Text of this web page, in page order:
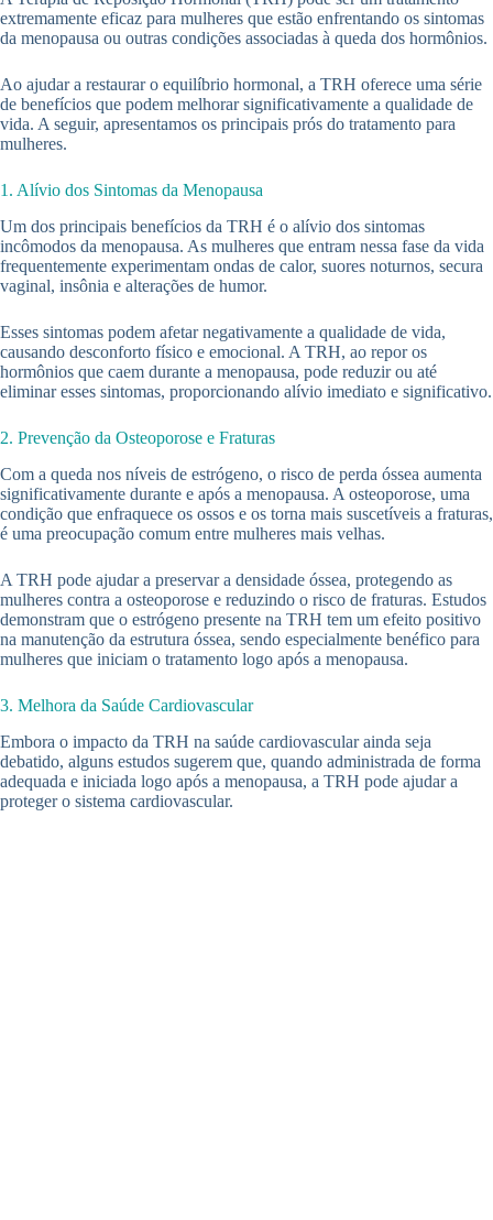
extremamente eficaz para mulheres que estão enfrentando os sintomas
da menopausa ou outras condições associadas à queda dos hormônios.
Ao ajudar a restaurar o equilíbrio hormonal, a TRH oferece uma série
de benefícios que podem melhorar significativamente a qualidade de
vida. A seguir, apresentamos os principais prós do tratamento para
mulheres.
1. Alívio dos Sintomas da Menopausa
Um dos principais benefícios da TRH é o alívio dos sintomas
incômodos da menopausa. As mulheres que entram nessa fase da vida
frequentemente experimentam ondas de calor, suores noturnos, secura
vaginal, insônia e alterações de humor.
Esses sintomas podem afetar negativamente a qualidade de vida,
causando desconforto físico e emocional. A TRH, ao repor os
hormônios que caem durante a menopausa, pode reduzir ou até
eliminar esses sintomas, proporcionando alívio imediato e significativo.
2. Prevenção da Osteoporose e Fraturas
Com a queda nos níveis de estrógeno, o risco de perda óssea aumenta
significativamente durante e após a menopausa. A osteoporose, uma
condição que enfraquece os ossos e os torna mais suscetíveis a fraturas,
é uma preocupação comum entre mulheres mais velhas.
A TRH pode ajudar a preservar a densidade óssea, protegendo as
mulheres contra a osteoporose e reduzindo o risco de fraturas. Estudos
demonstram que o estrógeno presente na TRH tem um efeito positivo
na manutenção da estrutura óssea, sendo especialmente benéfico para
mulheres que iniciam o tratamento logo após a menopausa.
3. Melhora da Saúde Cardiovascular
Embora o impacto da TRH na saúde cardiovascular ainda seja
debatido, alguns estudos sugerem que, quando administrada de forma
adequada e iniciada logo após a menopausa, a TRH pode ajudar a
proteger o sistema cardiovascular.